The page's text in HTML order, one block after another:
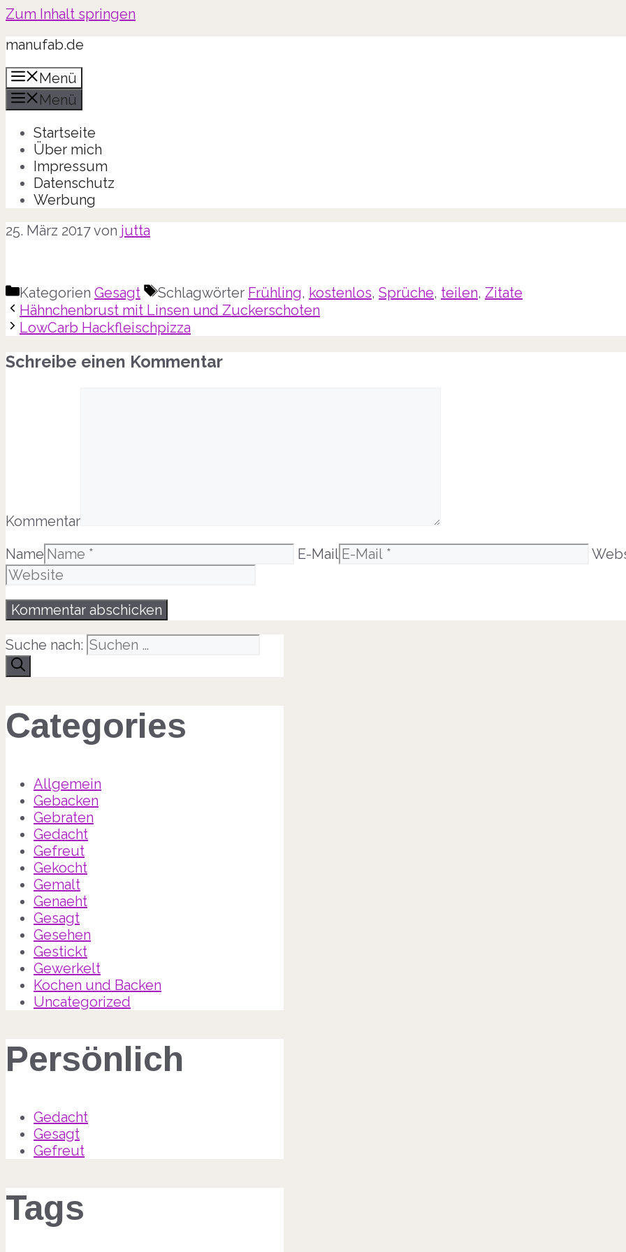
Zum Inhalt springen
manufab.de
Menü
Menü
Startseite
Über mich
Impressum
Datenschutz
Werbung
25. März 2017von jutta
Kategorien Gesagt Schlagwörter Frühling, kostenlos, Sprüche, teilen, Zitate
Hähnchenbrust mit Linsen und Zuckerschoten
LowCarb Hackfleischpizza
Schreibe einen Kommentar
Kommentar
Name
E-Mail
Suche nach:
Categories
Allgemein
Gebacken
Gebraten
Gedacht
Gefreut
Gekocht
Gemalt
Genaeht
Gesagt
Gesehen
Gestickt
Gewerkelt
Kochen und Backen
Uncategorized
Persönlich
Gedacht
Gesagt
Gefreut
Tags